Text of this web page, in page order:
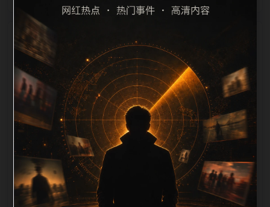
栏目内容归集
定、相关，图片文件名和 alt/title 也跟随主关键词、栏
目词和文章标题生成。如果采集内容缺少图片，将使用
同主题默认图兜底；如果标题过短、描述为空、正文摘
要不足或关键词连续重复，则不进入发布队列。本页还
加入常见问题和站内推荐，帮助用户从一个入口跳转到
同类页面、专题合集和热榜内容，提升停留时间和页面
可抓取性。第1条内容作为初始建设页，重点承担栏目
深度补齐、内链结构完善和后续采集归类的承接作用。